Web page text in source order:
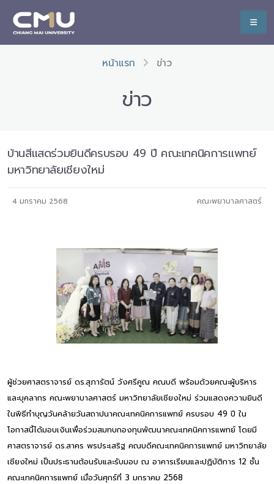
หน้าแรก ข่าว
ข่าว
บ้านสีแสดร่วมยินดีครบรอบ 49 ปี คณะเทคนิคการแพทย์
มหาวิทยาลัยเชียงใหม่
4 มกราคม 2568 คณะพยาบาลศาสตร์
ผู้ช่วยศาสตราจารย์ ดร.สุภารัตน์ วังศรีคูณ คณบดี พร้อมด้วยคณะผู้บริหาร
และบุคลากร คณะพยาบาลศาสตร์ มหาวิทยาลัยเชียงใหม่ ร่วมแสดงความยินดี
ในพิธีทำบุญวันคล้ายวันสถาปนาคณะเทคนิคการแพทย์ ครบรอบ 49 ปี ใน
โอกาสนี้ได้มอบเงินเพื่อร่วมสมทบกองทุนพัฒนาคณะเทคนิคการแพทย์ โดยมี
ศาสตราจารย์ ดร.สาคร พรประเสริฐ คณบดีคณะเทคนิคการแพทย์ มหาวิทยาลัย
เชียงใหม่ เป็นประธานต้อนรับและรับมอบ ณ อาคารเรียนและปฏิบัติการ 12 ชั้น
คณะเทคนิคการแพทย์ เมื่อวันศุกร์ที่ 3 มกราคม 2568